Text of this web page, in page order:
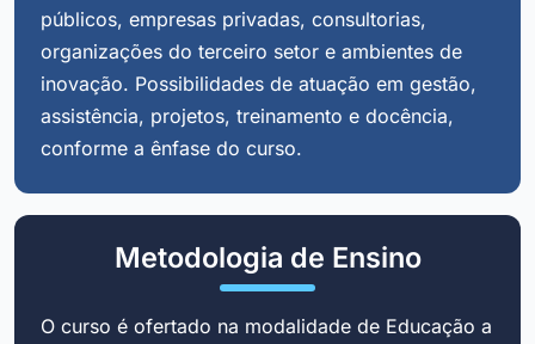
públicos, empresas privadas, consultorias,
organizações do terceiro setor e ambientes de
inovação. Possibilidades de atuação em gestão,
assistência, projetos, treinamento e docência,
conforme a ênfase do curso.
Metodologia de Ensino
O curso é ofertado na modalidade de Educação a